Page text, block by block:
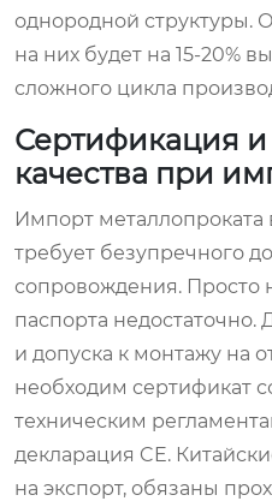
однородной структуры.
на них будет на 15-20%
сложного цикла
Сертификация и
качества при
Импорт
требует безупречного
сопровождения. Просто
паспорта
и допуска к монтажу на
необходим сертификат
техническим
декларация CE.
на экспорт, обязаны